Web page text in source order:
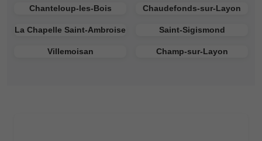
Chanteloup-les-Bois Chaudefonds-sur-Layon
La Chapelle Saint-Ambroise Saint-Sigismond
Villemoisan Champ-sur-Layon